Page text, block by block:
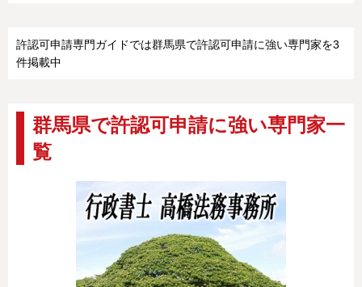
許認可申請専門ガイドでは群馬県で許認可申請に強い専門家を3
件掲載中
群馬県で許認可申請に強い専門家一
覧